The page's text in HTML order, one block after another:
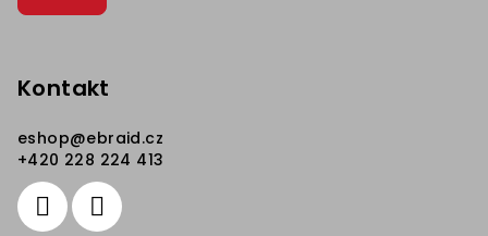
Kontakt
eshop@ebraid.cz
+420 228 224 413